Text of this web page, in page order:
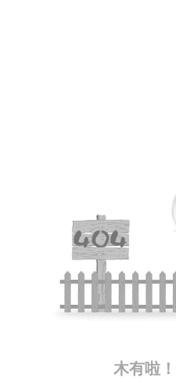
木有啦！